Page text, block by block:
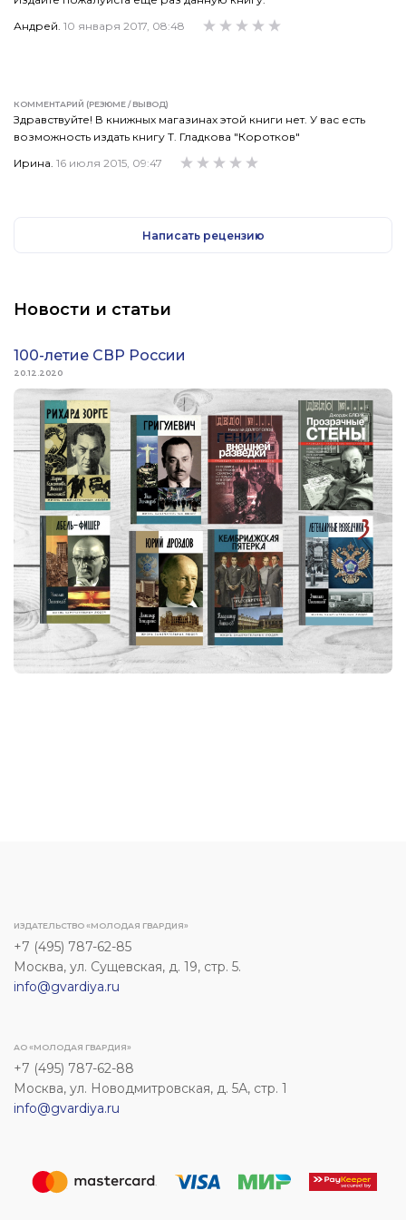
Андрей. 10 января 2017, 08:48
КОММЕНТАРИЙ (РЕЗЮМЕ / ВЫВОД)
Здравствуйте! В книжных магазинах этой книги нет. У вас есть
возможность издать книгу Т. Гладкова "Коротков"
Ирина. 16 июля 2015, 09:47
Написать рецензию
Новости и статьи
100-летие СВР России
20.12.2020
ИЗДАТЕЛЬСТВО «МОЛОДАЯ ГВАРДИЯ»
+7 (495) 787-62-85
Москва, ул. Сущевская, д. 19, стр. 5.
info@gvardiya.ru
АО «МОЛОДАЯ ГВАРДИЯ»
+7 (495) 787-62-88
Москва, ул. Новодмитровская, д. 5А, стр. 1
info@gvardiya.ru